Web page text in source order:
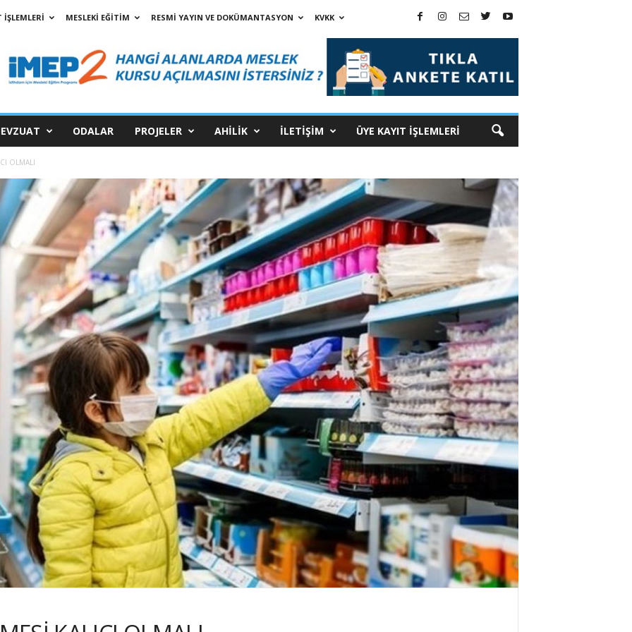
İŞLEMLERİ MESLEKİ EĞİTİM RESMİ YAYIN VE DOKÜMANTASYON
KVKK
ODALAR PROJELER AHİLİK İLETİŞİM ÜYE KAYIT İŞLEMLERİ
OLMALI